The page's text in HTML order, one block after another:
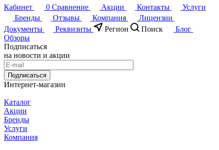
Кабинет
0 Сравнение Акции Контакты
Услуги
Бренды
Отзывы Компания
Лицензии
Документы
Реквизиты Регион Поиск
Блог
Обзоры
Подписаться
на новости и акции
Подписаться
Интернет-магазин
Каталог
Акции
Бренды
Услуги
Компания